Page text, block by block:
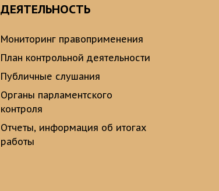
ДЕЯТЕЛЬНОСТЬ
Мониторинг правоприменения
План контрольной деятельности
Публичные слушания
Органы парламентского
контроля
Отчеты, информация об итогах
работы